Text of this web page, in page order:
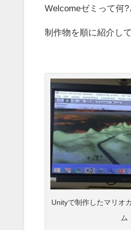
Welcomeゼミって何
制作物を順に紹介し
Unityで制作したマリオ
ム